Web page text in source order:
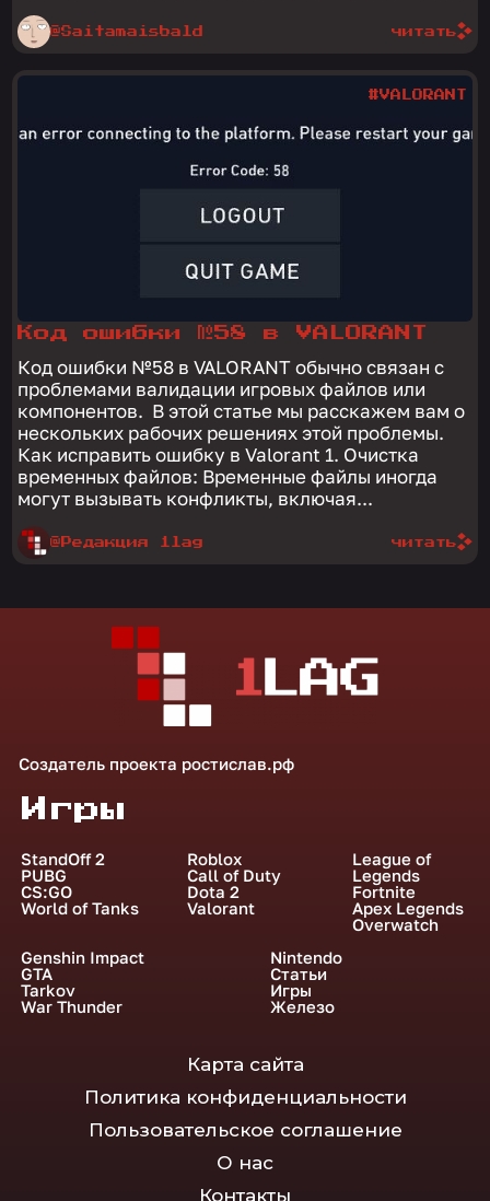
@Saitamaisbald читать
Код ошибки №58 в VALORANT
Код ошибки №58 в VALORANT обычно связан с
проблемами валидации игровых файлов или
компонентов. В этой статье мы расскажем вам о
нескольких рабочих решениях этой проблемы.
Как исправить ошибку в Valorant 1. Очистка
временных файлов: Временные файлы иногда
могут вызывать конфликты, включая...
@Редакция 1lag
#VALORANT
читать
Создатель проекта ростислав.рф
Игры
StandOff 2
PUBG
CS:GO
World of Tanks
Roblox
Call of Duty
Dota 2
Valorant
League of
Legends
Fortnite
Apex Legends
Overwatch
Genshin Impact
GTA
Tarkov
War Thunder
Nintendo
Статьи
Игры
Железо
Карта сайта
Политика конфиденциальности
Пользовательское соглашение
О нас
Контакты